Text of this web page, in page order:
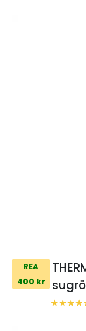
REA
400 kr